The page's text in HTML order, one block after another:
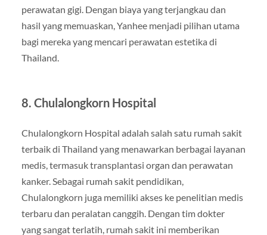
perawatan gigi. Dengan biaya yang terjangkau dan
hasil yang memuaskan, Yanhee menjadi pilihan utama
bagi mereka yang mencari perawatan estetika di
Thailand.
8. Chulalongkorn Hospital
Chulalongkorn Hospital adalah salah satu rumah sakit
terbaik di Thailand yang menawarkan berbagai layanan
medis, termasuk transplantasi organ dan perawatan
kanker. Sebagai rumah sakit pendidikan,
Chulalongkorn juga memiliki akses ke penelitian medis
terbaru dan peralatan canggih. Dengan tim dokter
yang sangat terlatih, rumah sakit ini memberikan